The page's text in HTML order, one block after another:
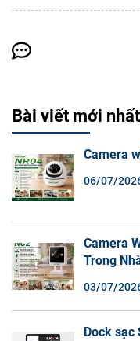
Bài viết mới nhất
Camera
06/07/
Camera
Trong
03/07/
Dock sạc